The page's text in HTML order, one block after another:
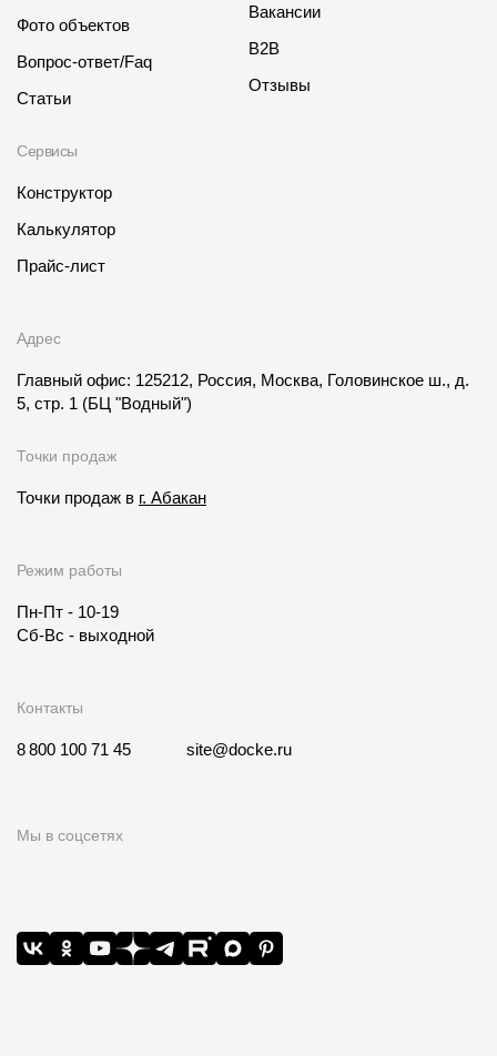
Фото объектов
Вопрос-ответ/Faq
Статьи
Сервисы
Конструктор
Калькулятор
Прайс-лист
Вакансии
B2B
Отзывы
Адрес
Главный офис: 125212, Россия, Москва, Головинское ш., д.
5, стр. 1 (БЦ "Водный")
Точки продаж
Точки продаж в г. Абакан
Режим работы
Пн-Пт - 10-19
Сб-Вс - выходной
Контакты
8 800 100 71 45 site@docke.ru
Мы в соцсетях